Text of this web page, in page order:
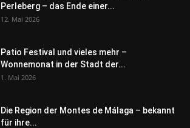
Perleberg – das Ende einer...
12. Mai 2026
Patio Festival und vieles mehr –
Wonnemonat in der Stadt der...
1. Mai 2026
Die Region der Montes de Málaga – bekannt
für ihre...